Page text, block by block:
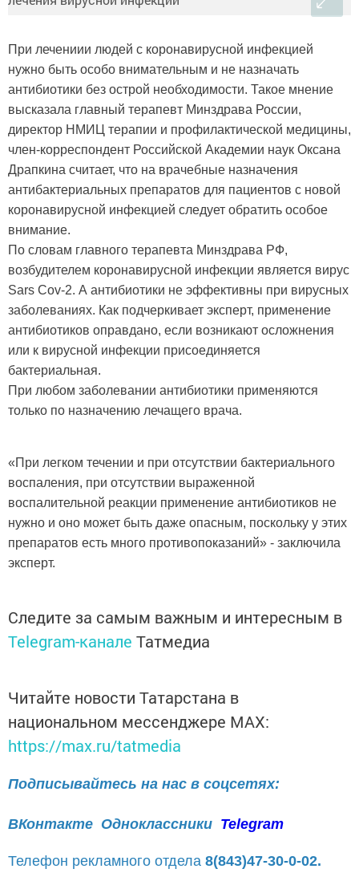
При лечениии людей с коронавирусной инфекцией
нужно быть особо внимательным и не назначать
антибиотики без острой необходимости. Такое мнение
высказала главный терапевт Минздрава России,
директор НМИЦ терапии и профилактической медицины,
член-корреспондент Российской Академии наук Оксана
Драпкина считает, что на врачебные назначения
антибактериальных препаратов для пациентов с новой
коронавирусной инфекцией следует обратить особое
внимание.
По словам главного терапевта Минздрава РФ,
возбудителем коронавирусной инфекции является вирус
Sars Cov-2. А антибиотики не эффективны при вирусных
заболеваниях. Как подчеркивает эксперт, применение
антибиотиков оправдано, если возникают осложнения
или к вирусной инфекции присоединяется
бактериальная.
При любом заболевании антибиотики применяются
только по назначению лечащего врача.
«При легком течении и при отсутствии бактериального
воспаления, при отсутствии выраженной
воспалительной реакции применение антибиотиков не
нужно и оно может быть даже опасным, поскольку у этих
препаратов есть много противопоказаний» - заключила
эксперт.
Следите за самым важным и интересным в
Telegram-канале Татмедиа
Читайте новости Татарстана в
национальном мессенджере MАХ:
https://max.ru/tatmedia
Подписывайтесь на нас в соцсетях:
ВКонтакте Одноклассники Telegram
Телефон рекламного отдела 8(843)47-30-0-02.